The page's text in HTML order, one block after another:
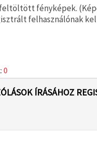
fényképek.
felhasználónak
0
ÍRÁSÁHOZ